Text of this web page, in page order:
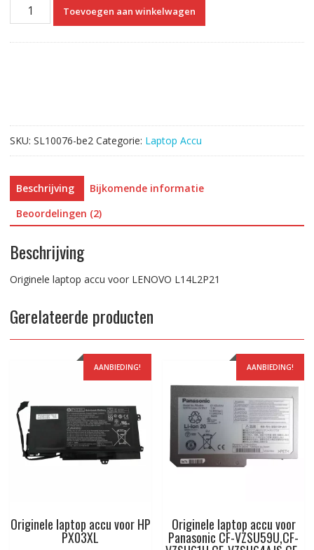
Originele
Toevoegen aan winkelwagen
SKU: SL10076-be2 Categorie: Laptop Accu
Beschrijving
Bijkomende informatie
Beoordelingen (2)
Beschrijving
Originele laptop accu voor LENOVO L14L2P21
Gerelateerde producten
AANBIEDING!
Originele laptop accu voor HP
PX03XL
AANBIEDING!
Originele laptop accu voor
Panasonic CF-VZSU59U,CF-